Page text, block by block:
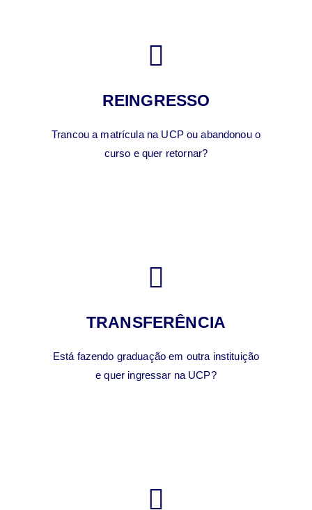
REINGRESSO
Trancou a matrícula na UCP ou abandonou o
curso e quer retornar?
TRANSFERÊNCIA
Está fazendo graduação em outra instituição
e quer ingressar na UCP?